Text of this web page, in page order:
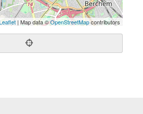
| Map data ©OpenStreetMapcontributors